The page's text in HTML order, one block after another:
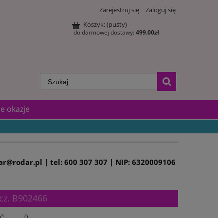
Zarejestruj się
Zaloguj się
Koszyk:(pusty)
do darmowej dostawy: 499.00zł
okazje
| tel: 600 307 307 | NIP: 6320009106
B902466